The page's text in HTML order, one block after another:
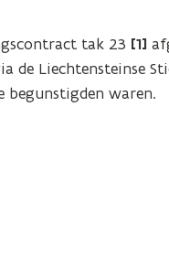
tak 23 [1]
de Liechtensteinse
begunstigden waren.